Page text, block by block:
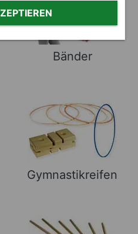
Bänder
Gymnastikreifen